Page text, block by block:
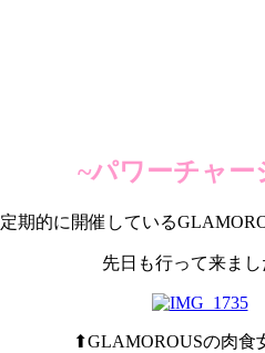
~パワーチャー
定期的に開催している
先日も行って来まし
⬆︎GLAMOROUSの肉食